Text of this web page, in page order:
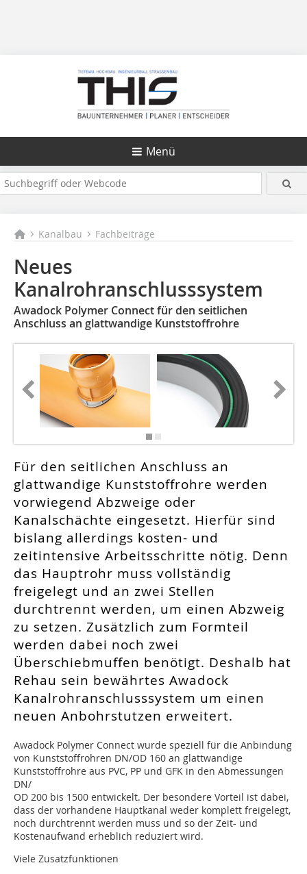
Menü
Kanalbau Fachbeiträge
Neues
Kanalrohranschlusssystem
Awadock Polymer Connect für den seitlichen
Anschluss an glattwandige Kunststoffrohre
Für den seitlichen Anschluss an
glattwandige Kunststoffrohre werden
vorwiegend Abzweige oder
Kanalschächte eingesetzt. Hierfür sind
bislang allerdings kosten- und
zeitintensive Arbeitsschritte nötig. Denn
das Hauptrohr muss vollständig
freigelegt und an zwei Stellen
durchtrennt werden, um einen Abzweig
zu setzen. Zusätzlich zum Formteil
werden dabei noch zwei
Überschiebmuffen benötigt. Deshalb hat
Rehau sein bewährtes Awadock
Kanalrohranschlusssystem um einen
neuen Anbohrstutzen erweitert.
Awadock Polymer Connect wurde speziell für die Anbindung
von Kunststoffrohren DN/OD 160 an glattwandige
Kunststoffrohre aus PVC, PP und GFK in den Abmessungen
DN/
OD 200 bis 1500 entwickelt. Der besondere Vorteil ist dabei,
dass der vorhandene Hauptkanal weder komplett freigelegt,
noch durchtrennt werden muss und so der Zeit- und
Kostenaufwand erheblich reduziert wird.
Viele Zusatzfunktionen